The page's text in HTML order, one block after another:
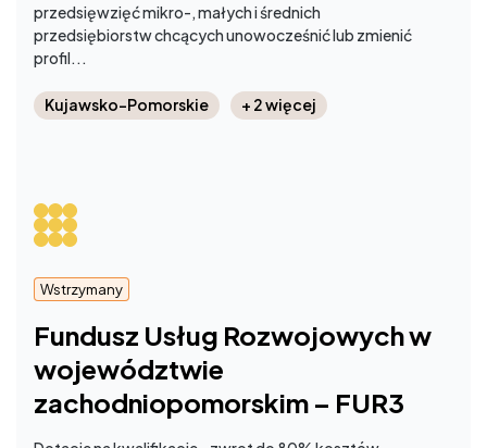
przedsięwzięć mikro-, małych i średnich
przedsiębiorstw chcących unowocześnić lub zmienić
profil...
Kujawsko-Pomorskie + 2 więcej
Wstrzymany
Fundusz Usług Rozwojowych w
województwie
zachodniopomorskim – FUR3